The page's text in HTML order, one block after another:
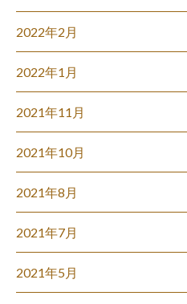
2022年2月
2022年1月
2021年11月
2021年10月
2021年8月
2021年7月
2021年5月